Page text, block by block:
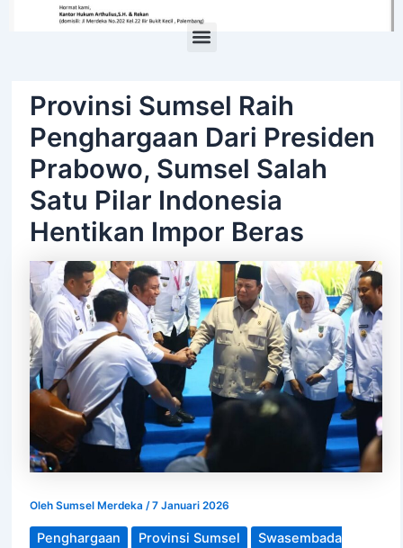
Provinsi Sumsel Raih
Penghargaan Dari Presiden
Prabowo, Sumsel Salah
Satu Pilar Indonesia
Hentikan Impor Beras
Oleh Sumsel Merdeka /7 Januari 2026
Penghargaan Provinsi Sumsel
Swasembada